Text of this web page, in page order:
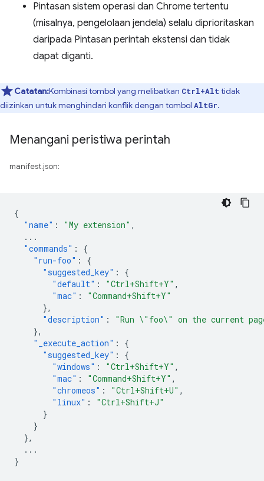
Pintasan sistem operasi dan Chrome tertentu
(misalnya, pengelolaan jendela) selalu diprioritaskan
daripada Pintasan perintah ekstensi dan tidak
dapat diganti.
Catatan:Kombinasi tombol yang melibatkan Ctrl+Alt tidak
diizinkan untuk menghindari konflik dengan tombol AltGr.
Menangani peristiwa perintah
manifest.json:
{
"name" : "My extension" ,
...
"commands" :
{
"run-foo" :
{
"suggested_key" :
{
"default" : "Ctrl+Shift+Y" ,
"mac" :
"Command+Shift+Y"
},
"description" :
"Run \"foo\" on the current
},
"_execute_action" :
{
"suggested_key" :
{
"windows" : "Ctrl+Shift+Y" ,
"mac" : "Command+Shift+Y" ,
"chromeos" : "Ctrl+Shift+U" ,
"linux" :
"Ctrl+Shift+J"
}
}
},
...
}